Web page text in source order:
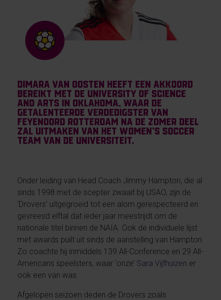
Dimara van Oosten heeft een akkoord
bereikt met de University of Science
and Arts in Oklahoma, waar de
getalenteerde verdedigster van
Feyenoord Rotterdam na de zomer deel
zal uitmaken van het women’s soccer
team van de universiteit.
Onder leiding van Head Coach Jimmy Hampton, die al
sinds 1998 met de scepter zwaait bij USAO, zijn de
‘Drovers’ uitgegroeid tot een alom gerespecteerd en
gevreesd elftal dat ieder jaar meestrijdt om de
nationale titel binnen de NAIA. Ook de individuele lijst
met awards puilt uit sinds de aanstelling van Hampton.
Zo coachte hij inmiddels 139 All-Conference en 29 All-
Americans speelsters, waar ‘onze’ Sara Vijfhuizen er
ook een van was.
Afgelopen seizoen deden de Drovers zoals